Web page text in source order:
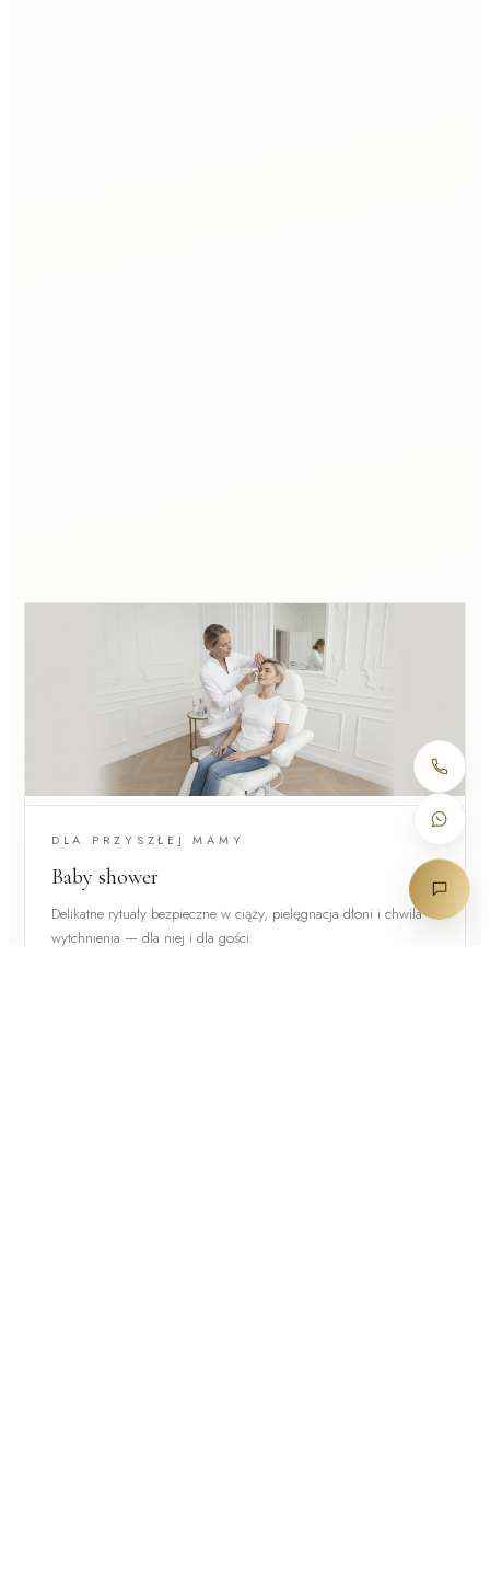
DLA PRZYSZŁEJ MAMY
Baby shower
Delikatne rytuały bezpieczne w ciąży, pielęgnacja dłoni i chwila
wytchnienia — dla niej i dla gości.